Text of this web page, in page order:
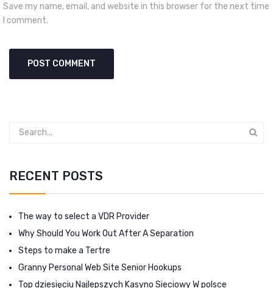
Save my name, email, and website in this browser for the next time
I comment.
RECENT POSTS
The way to select a VDR Provider
Why Should You Work Out After A Separation
Steps to make a Tertre
Granny Personal Web Site Senior Hookups
Top dziesięciu Najlepszych Kasyno Sieciowy W polsce